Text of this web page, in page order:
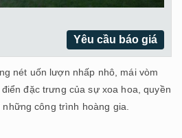
Yêu cầu báo giá
nét uốn lượn nhấp nhô, mái vòm
đặc trưng của sự xoa hoa, quyền
công trình hoàng gia.